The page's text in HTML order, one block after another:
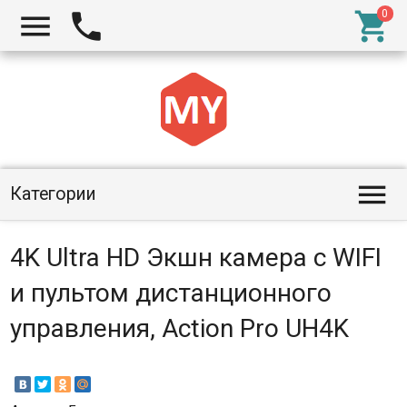
  
Категории 
4K Ultra HD Экшн камера с WIFI
и пультом дистанционного
управления, Action Pro UH4K